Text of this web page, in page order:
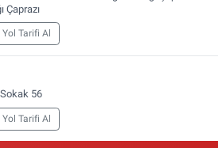
Çaprazı
Yol Tarifi Al
56
Yol Tarifi Al